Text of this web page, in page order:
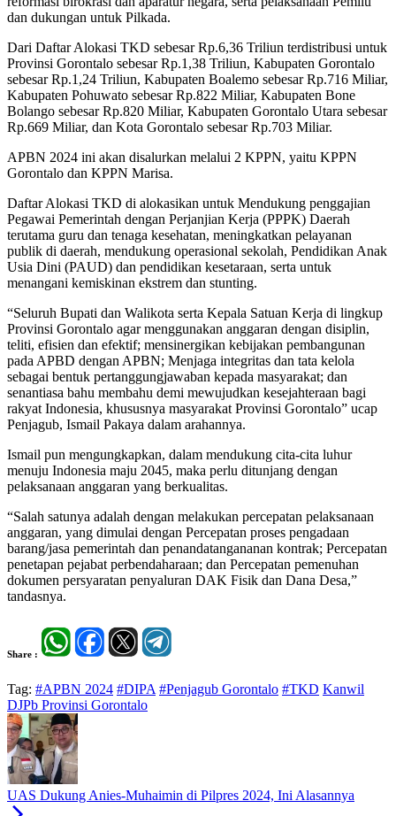
dan dukungan untuk Pilkada.
Dari Daftar Alokasi TKD sebesar Rp.6,36 Triliun terdistribusi untuk
Provinsi Gorontalo sebesar Rp.1,38 Triliun, Kabupaten Gorontalo
sebesar Rp.1,24 Triliun, Kabupaten Boalemo sebesar Rp.716 Miliar,
Kabupaten Pohuwato sebesar Rp.822 Miliar, Kabupaten Bone
Bolango sebesar Rp.820 Miliar, Kabupaten Gorontalo Utara sebesar
Rp.669 Miliar, dan Kota Gorontalo sebesar Rp.703 Miliar.
APBN 2024 ini akan disalurkan melalui 2 KPPN, yaitu KPPN
Gorontalo dan KPPN Marisa.
Daftar Alokasi TKD di alokasikan untuk Mendukung penggajian
Pegawai Pemerintah dengan Perjanjian Kerja (PPPK) Daerah
terutama guru dan tenaga kesehatan, meningkatkan pelayanan
publik di daerah, mendukung operasional sekolah, Pendidikan Anak
Usia Dini (PAUD) dan pendidikan kesetaraan, serta untuk
menangani kemiskinan ekstrem dan stunting.
“Seluruh Bupati dan Walikota serta Kepala Satuan Kerja di lingkup
Provinsi Gorontalo agar menggunakan anggaran dengan disiplin,
teliti, efisien dan efektif; mensinergikan kebijakan pembangunan
pada APBD dengan APBN; Menjaga integritas dan tata kelola
sebagai bentuk pertanggungjawaban kepada masyarakat; dan
senantiasa bahu membahu demi mewujudkan kesejahteraan bagi
rakyat Indonesia, khususnya masyarakat Provinsi Gorontalo” ucap
Penjagub, Ismail Pakaya dalam arahannya.
Ismail pun mengungkapkan, dalam mendukung cita-cita luhur
menuju Indonesia maju 2045, maka perlu ditunjang dengan
pelaksanaan anggaran yang berkualitas.
“Salah satunya adalah dengan melakukan percepatan pelaksanaan
anggaran, yang dimulai dengan Percepatan proses pengadaan
barang/jasa pemerintah dan penandatangananan kontrak; Percepatan
penetapan pejabat perbendaharaan; dan Percepatan pemenuhan
dokumen persyaratan penyaluran DAK Fisik dan Dana Desa,”
tandasnya.
Share :
Tag: #APBN 2024 #DIPA #Penjagub Gorontalo #TKD Kanwil
DJPb Provinsi Gorontalo
UAS Dukung Anies-Muhaimin di Pilpres 2024, Ini Alasannya